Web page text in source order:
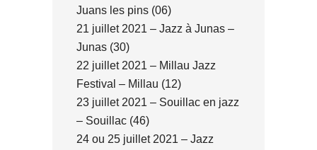
Juans les pins (06)
21 juillet 2021 – Jazz à Junas –
Junas (30)
22 juillet 2021 – Millau Jazz
Festival – Millau (12)
23 juillet 2021 – Souillac en jazz
– Souillac (46)
24 ou 25 juillet 2021 – Jazz